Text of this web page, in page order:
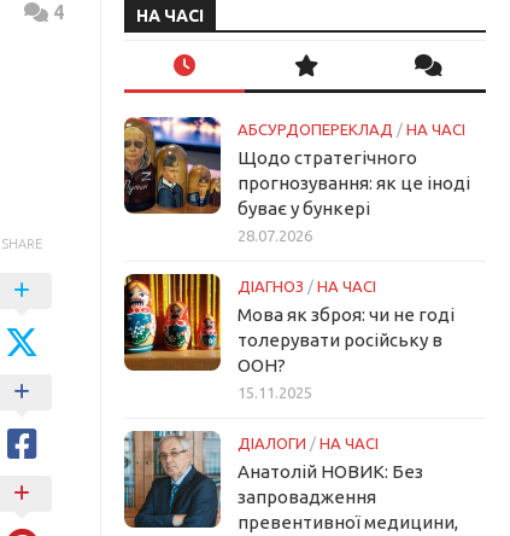
4
SHARE
НА ЧАСІ
АБСУРДОПЕРЕКЛАД / НА ЧАСІ
Щодо стратегічного
прогнозування: як це іноді
буває у бункері
28.07.2026
ДІАГНОЗ / НА ЧАСІ
Мова як зброя: чи не годі
толерувати російську в
ООН?
15.11.2025
ДІАЛОГИ / НА ЧАСІ
Анатолій НОВИК: Без
запровадження
превентивної медицини,